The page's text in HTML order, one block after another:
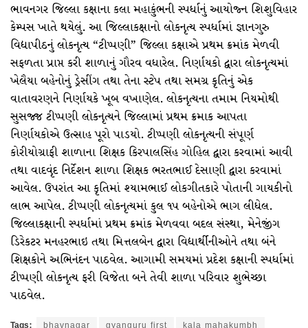
ભાવનગર જિલ્લા કક્ષાના કલા મહાકુંભની સ્પર્ધાનું આયોજ્ન શિશુવિહાર
કેમ્પસ ખાતે થયેલું. આ જિલ્લાકક્ષાનો લોકનૃત્ય સ્પર્ધામાં જ્ઞાનગુરુ
વિદ્યાપીઠનું લોકનૃત્ય “ટીપ્પણી” જિલ્લા કક્ષાએ પ્રથમ ક્રમાંક મેળવી
સફળતા પ્રાપ્ત કરી શાળાનું ગૌરવ વધારેલ. નિર્ણાયકો દ્વારા લોકનૃત્યમાં
ખેલૈયા બહેનોનું ડ્રેસીંગ તથા તેના સ્ટેપ તથા સમગ્ર કૃતિનું એક
વાતાવરણને નિર્ણાયકે ખૂબ વખાણેલ. લોકનૃત્યના તમામ નિયમોથી
સુસજ્જ ટીપ્પણી લોકનૃત્યને જિલ્લામાં પ્રથમ ક્રમાક આપતા
નિર્ણાયકોએ ઉત્સાહ પૂરો પાડયો. ટીપ્પણી લોકનૃત્યની સંપૂર્ણ
કોરીયોગ્રાફી શાળાના શિક્ષક કિરપાલસિંહ ગોહિલ દ્વારા કરવામાં આવી
તથા વાદવૃંદ નિર્દેશન શાળા શિક્ષક ભરતભાઈ દેસાણી દ્વારા કરવામાં
આવેલ. ઉપરાંત આ કૃતિમાં શ્યામભાઈ લોકગીતકારે પોતાની ગાયકીનો
લાભ આપેલ. ટીપ્પણી લોકનૃત્યમાં કુલ ૧૫ બહેનોએ ભાગ લીધેલ.
જિલ્લાકક્ષાની સ્પર્ધામાં પ્રથમ ક્રમાંક મેળવવા બદલ સંસ્થા, મેનેજીંગ
ડિરેકટર મનહરભાઇ તથા મિત્તલબેન દ્વારા વિદ્યાર્થીનીઓને તથા બંને
શિક્ષકોને અભિનંદન પાઠવેલ. આગામી સમયમાં પ્રદેશ કક્ષાની સ્પર્ધામાં
ટીપ્પણી લોકનૃત્ય ફરી વિજેતા બને તેવી શાળા પરિવાર શુભેચ્છા
પાઠવેલ.
Tags: bhavnagar gyanguru first kala mahakumbh